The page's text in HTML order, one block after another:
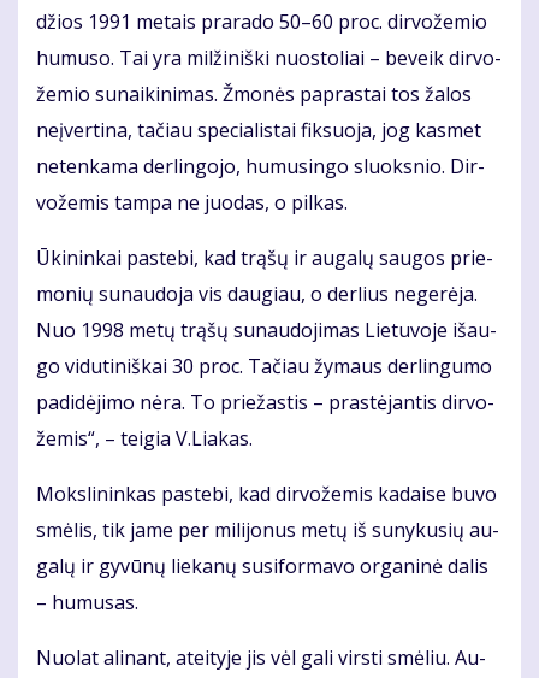
džios 1991 me­tais pra­ra­do 50–60 proc. dir­vo­že­mio
hu­mu­so. Tai yra mil­ži­niš­ki nuos­to­liai – be­veik dir­vo­
že­mio su­nai­ki­ni­mas. Žmo­nės pa­pras­tai tos ža­los
ne­įver­ti­na, ta­čiau spe­cia­lis­tai fik­suo­ja, jog kas­met
ne­ten­ka­ma der­lin­go­jo, hu­mu­sin­go sluoks­nio. Dir­
vo­že­mis tam­pa ne juo­das, o pil­kas.
Ūki­nin­kai pa­ste­bi, kad trą­šų ir au­ga­lų sau­gos prie­
mo­nių su­nau­do­ja vis dau­giau, o der­lius ne­ge­rė­ja.
Nuo 1998 me­tų trą­šų su­nau­do­ji­mas Lie­tu­vo­je iš­au­
go vi­du­ti­niš­kai 30 proc. Ta­čiau žy­maus der­lin­gu­mo
pa­di­dė­ji­mo nė­ra. To prie­žas­tis – pra­stė­jan­tis dir­vo­
že­mis“, – tei­gia V.Lia­kas.
Moks­li­nin­kas pa­ste­bi, kad dir­vo­že­mis ka­dai­se bu­vo
smė­lis, tik ja­me per mi­li­jo­nus me­tų iš su­ny­ku­sių au­
ga­lų ir gy­vū­nų lie­ka­nų su­si­for­ma­vo or­ga­ni­nė da­lis
– hu­mu­sas.
Nuo­lat ali­nant, at­ei­ty­je jis vėl ga­li virs­ti smė­liu. Au­